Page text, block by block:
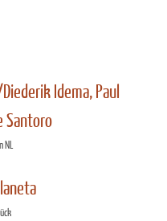
Idema, Paul
Santoro